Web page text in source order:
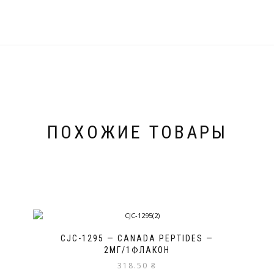
ПОХОЖИЕ ТОВАРЫ
CJC-1295 — CANADA PEPTIDES —
2МГ/1ФЛАКОН
318.50 ₴